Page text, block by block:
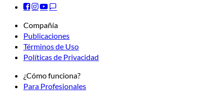
Compañía
Publicaciones
Términos de Uso
Políticas de Privacidad
¿Cómo funciona?
Para Profesionales